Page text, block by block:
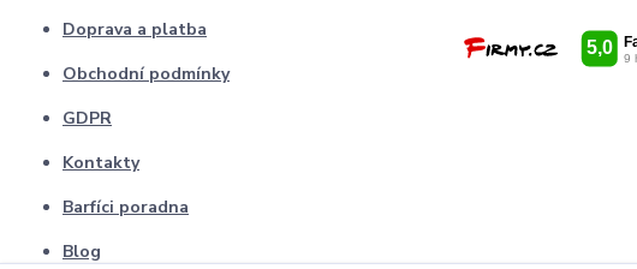
Doprava a platba
Obchodní podmínky
GDPR
Kontakty
Barfíci poradna
Blog